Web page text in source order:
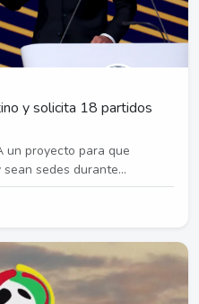
y solicita 18 partidos
un proyecto para que
sedes durante...